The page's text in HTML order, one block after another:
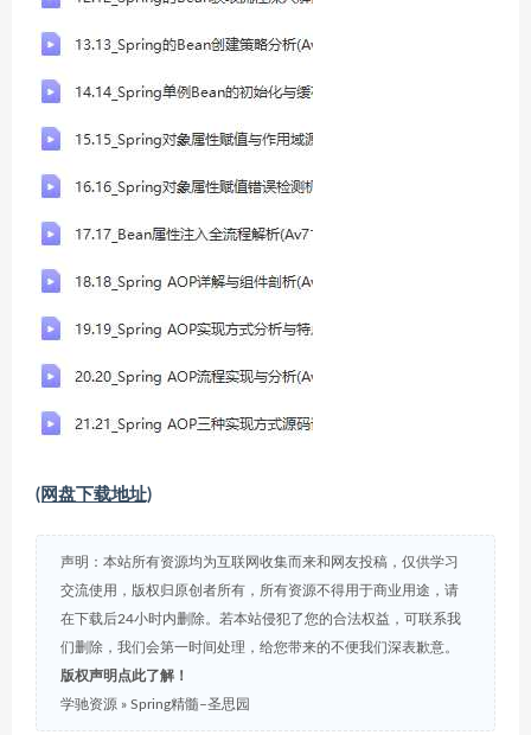
(网盘下载地址)
声明：本站所有资源均为互联网收集而来和网友投稿，仅供学习
交流使用，版权归原创者所有，所有资源不得用于商业用途，请
在下载后24小时内删除。若本站侵犯了您的合法权益，可联系我
们删除，我们会第一时间处理，给您带来的不便我们深表歉意。
版权声明点此了解！
学驰资源 » Spring精髓–圣思园